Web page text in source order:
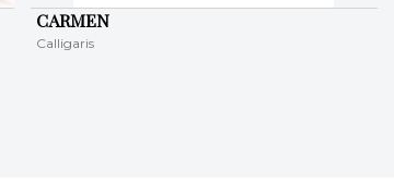
CARMEN
Calligaris